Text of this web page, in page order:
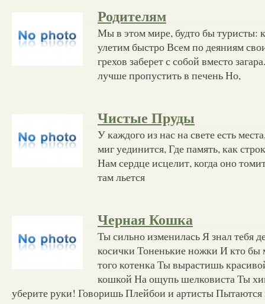
Родителям
Мы в этом мире, будто бы туристы:
улетим быстро Всем по деяниям
грехов заберет с собой вместо
лучше пропустить в печень Но,
Чистые Пруды
У каждого из нас на свете есть
миг уединится, Где память, как
Нам сердце исцелит, когда оно
там льется
Черная Кошка
Ты сильно изменилась Я знал тебя
косички Тоненькие ножки И кто бы
того котенка Ты вырастишь
кошкой На ощупь шелковиста Ты
уберите руки! Говоришь Плейбои и артисты